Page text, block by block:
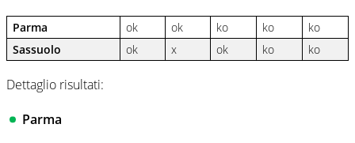
Parma ok ok ko ko
ko
Sassuolo
ok x ok ko ko
Dettaglio risultati:
Parma